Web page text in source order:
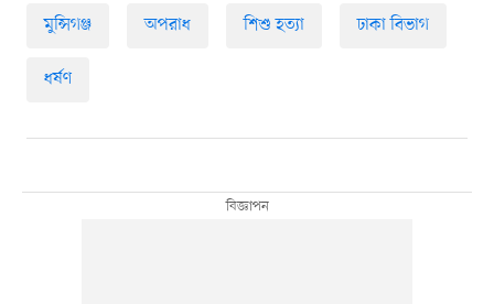
মুন্সিগঞ্জ অপরাধ শিশু হত্যা ঢাকা বিভাগ
ধর্ষণ